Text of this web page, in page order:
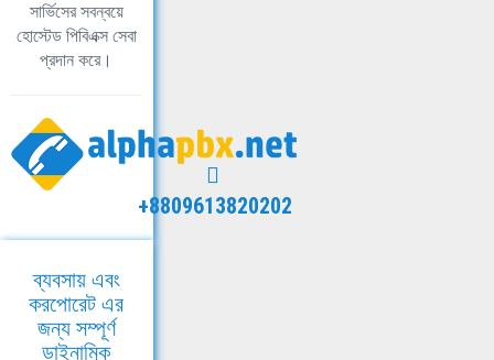
সার্ভিসের সবন্বয়ে
হোস্টেড পিবিএক্স সেবা
প্রদান করে।
+8809613820202
ব্যবসায় এবং
করপোরেট এর
জন্য সম্পূর্ণ
ডাইনামিক